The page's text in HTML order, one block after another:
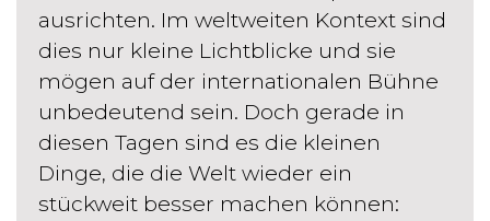
ausrichten. Im weltweiten Kontext sind
dies nur kleine Lichtblicke und sie
mögen auf der internationalen Bühne
unbedeutend sein. Doch gerade in
diesen Tagen sind es die kleinen
Dinge, die die Welt wieder ein
stückweit besser machen können: